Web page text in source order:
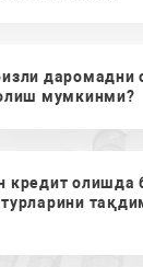
даромадни
мумкинми?
кредит олишда